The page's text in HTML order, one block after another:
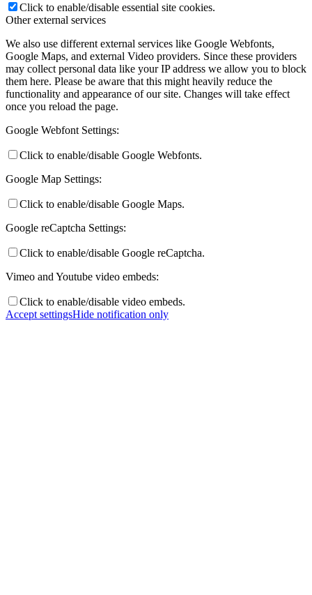
Keresés
Menu Menu
Click to enable/disable essential site cookies.
Other external services
We also use different external services like Google Webfonts,
Google Maps, and external Video providers. Since these providers
may collect personal data like your IP address we allow you to block
them here. Please be aware that this might heavily reduce the
functionality and appearance of our site. Changes will take effect
once you reload the page.
Google Webfont Settings:
Click to enable/disable Google Webfonts.
Google Map Settings:
Click to enable/disable Google Maps.
Google reCaptcha Settings:
Click to enable/disable Google reCaptcha.
Vimeo and Youtube video embeds:
Click to enable/disable video embeds.
Accept settingsHide notification only